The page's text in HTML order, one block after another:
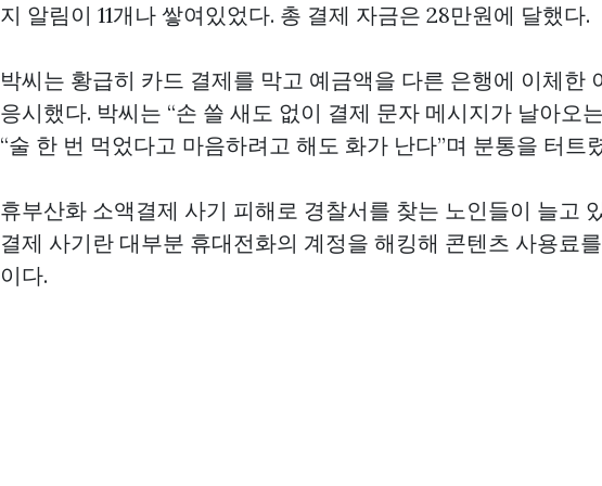
지 알림이 11개나 쌓여있었다. 총 결제 자금은 28만원에 달했다.
박씨는 황급히 카드 결제를 막고 예금액을 다른 은행에 이체한
응시했다. 박씨는 “손 쓸 새도 없이 결제 문자 메시지가 날아오
“술 한 번 먹었다고 마음하려고 해도 화가 난다”며 분통을 터트
휴부산화 소액결제 사기 피해로 경찰서를 찾는 노인들이 늘고
결제 사기란 대부분 휴대전화의 계정을 해킹해 콘텐츠 사용료
이다.